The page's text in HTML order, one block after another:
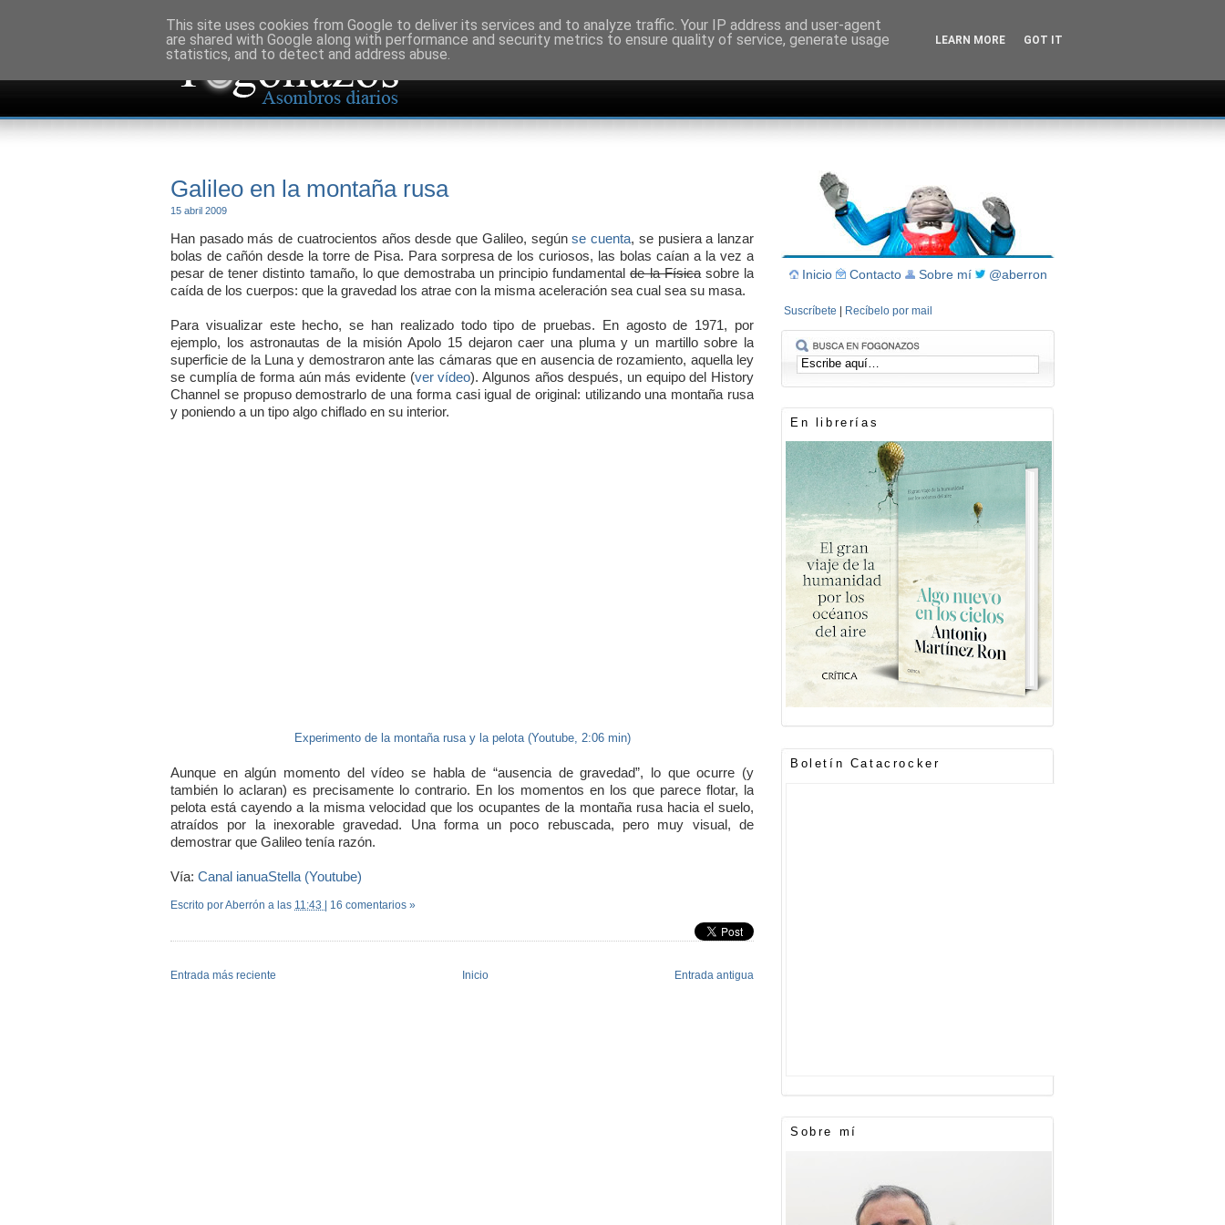
Galileo en la montaña rusa
15 abril 2009
Han pasado más de cuatrocientos años desde que Galileo, segúnse cuenta, se pusiera a lanzar
bolas de cañón desde la torre de Pisa. Para sorpresa de los curiosos, las bolas caían a la vez a
pesar de tener distinto tamaño, lo que demostraba un principio fundamentalde la Físicasobre la
caída de los cuerpos: que la gravedad los atrae con la misma aceleración sea cual sea su masa.
Para visualizar este hecho, se han realizado todo tipo de pruebas. En agosto de 1971, por
ejemplo, los astronautas de la misión Apolo 15 dejaron caer una pluma y un martillo sobre la
superficie de la Luna y demostraron ante las cámaras que en ausencia de rozamiento, aquella ley
se cumplía de forma aún más evidente (ver vídeo). Algunos años después, un equipo del History
Channel se propuso demostrarlo de una forma casi igual de original: utilizando una montaña rusa
y poniendo a un tipo algo chiflado en su interior.
Experimento de la montaña rusa y la pelota (Youtube, 2:06 min)
Aunque en algún momento del vídeo se habla de “ausencia de gravedad”, lo que ocurre (y
también lo aclaran) es precisamente lo contrario. En los momentos en los que parece flotar, la
pelota está cayendo a la misma velocidad que los ocupantes de la montaña rusa hacia el suelo,
atraídos por la inexorable gravedad. Una forma un poco rebuscada, pero muy visual, de
demostrar que Galileo tenía razón.
Vía: Canal ianuaStella (Youtube)
Escrito por Aberrón a las 11:43 | 16 comentarios »
Entrada más reciente Entrada antigua
Inicio
Inicio Contacto Sobre mí @aberron
Suscríbete Recíbelo por mail
En librerías
Boletín Catacrocker
Sobre mí
This site uses cookies from Google to deliver its services and to analyze traffic. Your IP address and user-agent
are shared with Google along with performance and security metrics to ensure quality of service, generate usage
statistics, and to detect and address abuse.
LEARN MORE GOT IT